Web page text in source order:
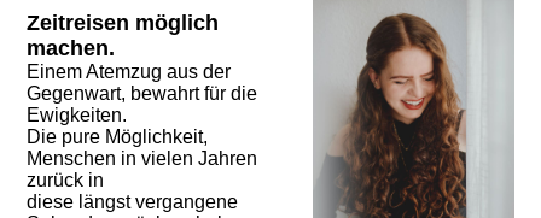
Zeitreisen möglich
machen.
Einem Atemzug aus der
Gegenwart, bewahrt für die
Ewigkeiten.
Die pure Möglichkeit,
Menschen in vielen Jahren
zurück in
diese längst vergangene